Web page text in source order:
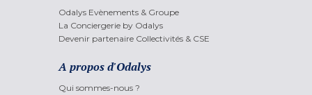
Odalys Evènements & Groupe
La Conciergerie by Odalys
Devenir partenaire Collectivités & CSE
A propos d'Odalys
Qui sommes-nous ?